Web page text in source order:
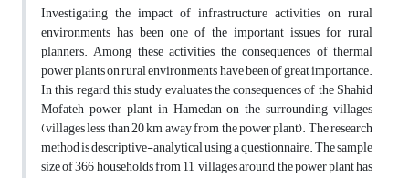
Investigating the impact of infrastructure activities on rural
environments has been one of the important issues for rural
planners. Among these activities, the consequences of thermal
power plants on rural environments have been of great importance.
In this regard, this study evaluates the consequences of the Shahid
Mofateh power plant in Hamedan on the surrounding villages
(villages less than 20 km away from the power plant). The research
method is descriptive-analytical using a questionnaire. The sample
size of 366 households from 11 villages around the power plant has